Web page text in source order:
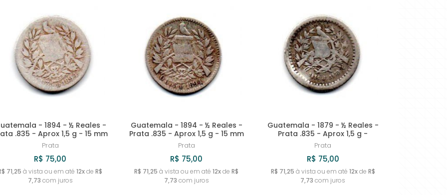
- 1894 - ½ Reales -
.835 - Aprox 1,5 g - 15 mm
Prata
R$ 75,00
71,25 à vista ou em até12xdeR$
7,73 com juros
Guatemala - 1894 - ½ Reales -
Prata .835 - Aprox 1,5 g - 15 mm
Prata
R$ 75,00
R$ 71,25 à vista ou em até12xdeR$
7,73 com juros
Guatemala - 1879 - ½ Reales -
Prata .835 - Aprox 1,5 g -
Prata
R$ 75,00
R$ 71,25 à vista ou em até 12xde R$
7,73 com juros